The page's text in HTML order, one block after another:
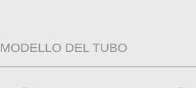
MODELLO DEL TUBO